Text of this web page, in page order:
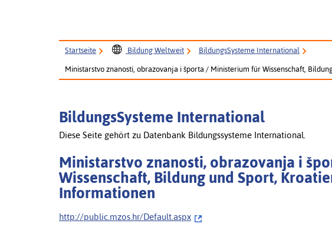
Startseite Bildung Weltweit BildungsSysteme International
Ministarstvo znanosti, obrazovanja i športa / Ministerium für Wissenschaft,
BildungsSysteme International
Diese Seite gehört zu Datenbank Bildungssysteme International.
Ministarstvo znanosti, obrazovanja i
Wissenschaft, Bildung und Sport,
Informationen
http://public.mzos.hr/Default.aspx